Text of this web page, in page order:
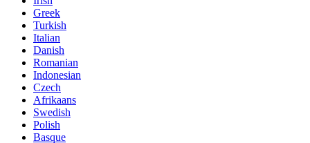
Greek
Turkish
Italian
Danish
Romanian
Indonesian
Czech
Afrikaans
Swedish
Polish
Basque